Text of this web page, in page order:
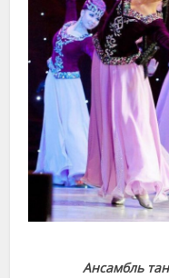
Ансамбль